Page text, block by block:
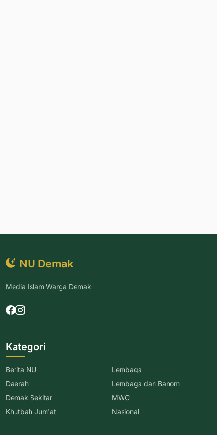
NU Demak
Media Islam Warga Demak
Kategori
Berita NU
Daerah
Demak Sekitar
Khutbah Jum'at
Lembaga
Lembaga dan Banom
MWC
Nasional